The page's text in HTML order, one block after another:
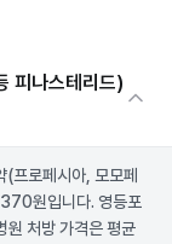
피나스테리드)
(프로페시아, 모모페
원입니다. 영등포
원 처방 가격은 평균